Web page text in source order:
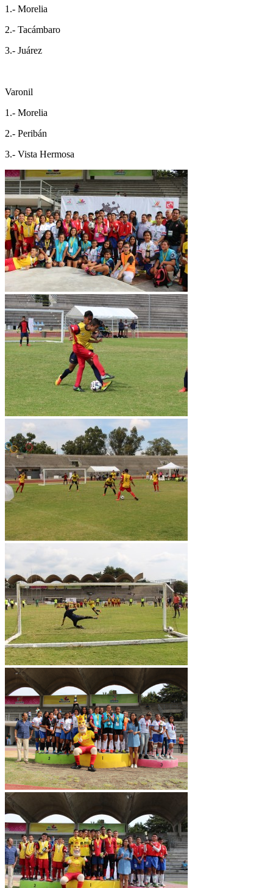
1.- Morelia
2.- Tacámbaro
3.- Juárez
Varonil
1.- Morelia
2.- Peribán
3.- Vista Hermosa